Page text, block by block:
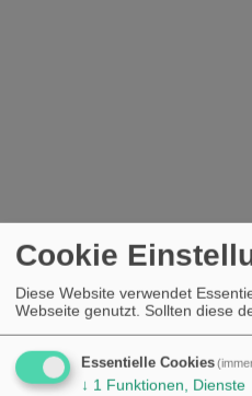
Cookie
Diese Website verwendet
Webseite genutzt. Sollten diese
Essentielle Cookies
↓ 1 Funktionen, Dienste